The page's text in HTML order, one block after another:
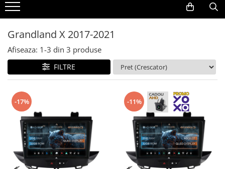
Volkswagen
Audi
Mercedes Benz
Ford
Skoda
Opel
Dacia
Grandland X 2017-2021
Afiseaza: 1-3 din 3 produse
FILTRE
-17% -11%